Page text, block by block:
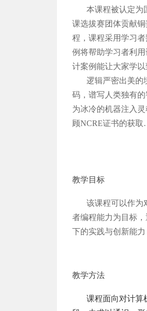
本课程被认定为
课选拔赛团体贡献
程，课程采用学习
例将帮助学习者利
计案例能让大家学以
逻辑严密出美的
码，谱写人类独有
为冰冷的机器注入
顾NCRE证书的获
教学目标
该课程可以作为
者编程能力为目标
下的实践与创新能
教学方法
课程面向对计算